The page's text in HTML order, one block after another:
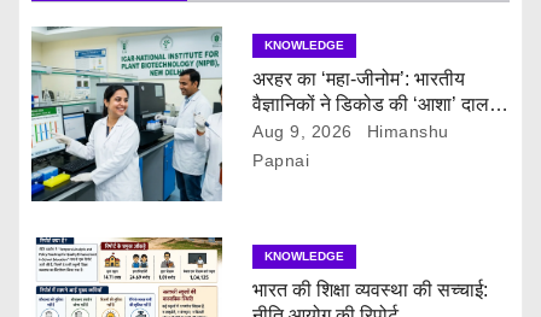
g
a
t
i
o
n
KNOWLEDGE
अरहर का ‘महा-जीनोम’: भारतीय
वैज्ञानिकों ने डिकोड की ‘आशा’ दाल
की पूरी सीक्रेट डायरी!
Aug 9, 2026
Himanshu
Papnai
KNOWLEDGE
भारत की शिक्षा व्यवस्था की सच्चाई: